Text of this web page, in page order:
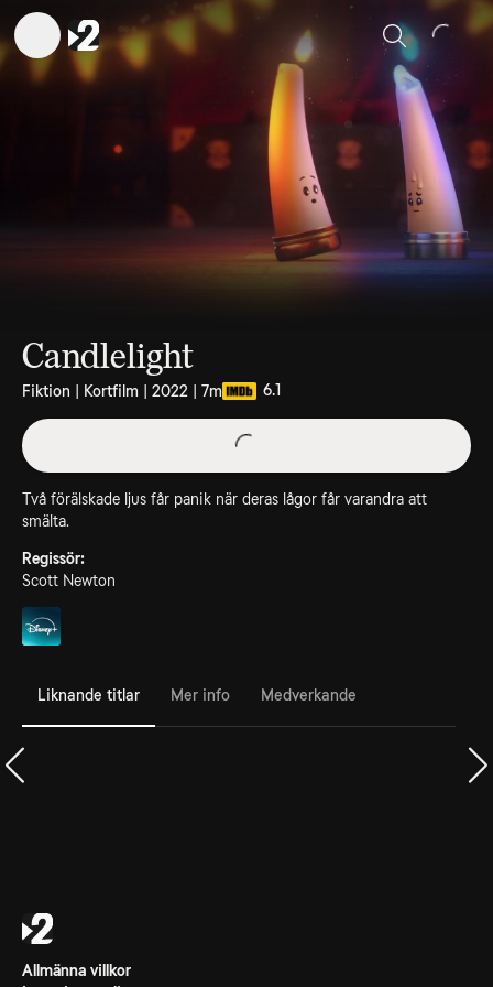
Sök
Candlelight
Fiktion | Kortfilm | 2022 | 7m 6.1
Två förälskade ljus får panik när deras lågor får varandra att
smälta.
Regissör:
Scott Newton
Liknande titlar Mer info Medverkande
Allmänna villkor